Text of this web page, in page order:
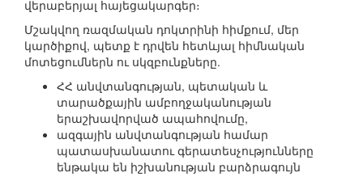
վերաբերյալ հայեցակարգեր։
Մշակվող ռազմական դոկտրինի հիմքում, մեր
կարծիքով, պետք է դրվեն հետևյալ հիմնական
մոտեցումներն ու սկզբունքները.
ՀՀ անվտանգության, պետական և
տարածքային ամբողջականության
երաշխավորված ապահովումը,
ազգային անվտանգության համար
պատասխանատու գերատեսչությունները
ենթակա են իշխանության բարձրագույն